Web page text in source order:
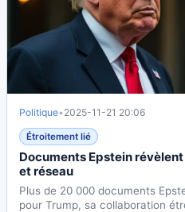
Politique• 2025-11-21 20:06
Étroitement lié
Documents Epstein
et réseau
Plus de 20 000 documents
pour Trump, sa collaboration